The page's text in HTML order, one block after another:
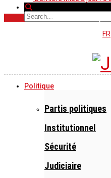
Dernière Mise à
FR
Politique
Partis politiques
Institutionnel
Sécurité
Judiciaire